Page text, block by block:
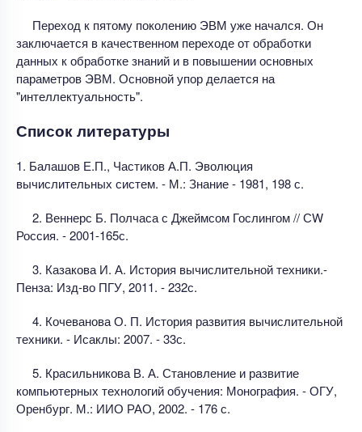
Переход к пятому поколению ЭВМ уже начался. Он
заключается в качественном переходе от обработки
данных к обработке знаний и в повышении основных
параметров ЭВМ. Основной упор делается на
"интеллектуальность".
Список литературы
1. Балашов Е.П., Частиков А.П. Эволюция
вычислительных систем. - М.: Знание - 1981, 198 с.
2. Веннерс Б. Полчаса с Джеймсом Гослингом // СW
Россия. - 2001-165с.
3. Казакова И. А. История вычислительной техники.-
Пенза: Изд-во ПГУ, 2011. - 232с.
4. Кочеванова О. П. История развития вычислительной
техники. - Исаклы: 2007. - 33с.
5. Красильникова В. А. Становление и развитие
компьютерных технологий обучения: Монография. - ОГУ,
Оренбург. М.: ИИО РАО, 2002. - 176 с.